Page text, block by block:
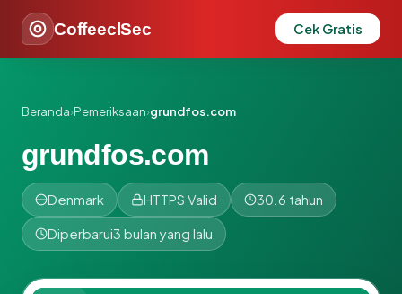
CoffeeclSec Cek Gratis
Beranda›Pemeriksaan›grundfos.com
grundfos.com
Denmark HTTPS Valid 30.6 tahun
Diperbarui3 bulan yang lalu